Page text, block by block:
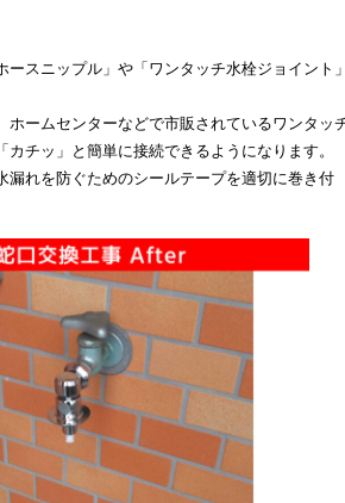
ースニップル」や「ワンタッチ水栓ジョイント
ホームセンターなどで市販されているワンタッ
チッ」と簡単に接続できるようになります。
漏れを防ぐためのシールテープを適切に巻き付